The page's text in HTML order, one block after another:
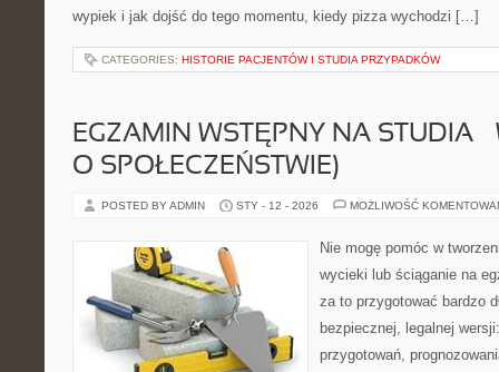
wypiek i jak dojść do tego momentu, kiedy pizza wychodzi […]
CATEGORIES: HISTORIE PACJENTÓW I STUDIA PRZYPADKÓW
EGZAMIN WSTĘPNY NA STUDIA
O SPOŁECZEŃSTWIE)
POSTED BY ADMIN STY - 12 - 2026 MOŻLIWOŚĆ
Nie mogę pomóc w
wycieki lub ściąganie na
za to przygotować bardzo
bezpiecznej, legalnej
przygotowań,